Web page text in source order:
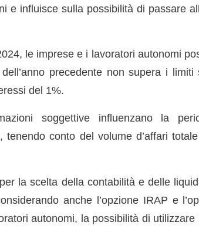
e influisce sulla possibilità di passare
le imprese e i lavoratori autonomi
precedente non supera i limiti
del 1%.
soggettive influenzano la
tenendo conto del volume d’affari
la scelta della contabilità e delle
anche l’opzione IRAP e
autonomi, la possibilità di utilizzare